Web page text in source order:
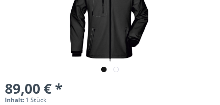
89,00 € *
Inhalt: 1 Stück